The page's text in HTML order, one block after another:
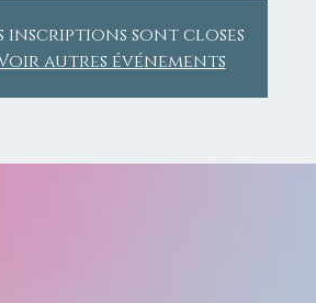
inscriptions sont closes
autres événements